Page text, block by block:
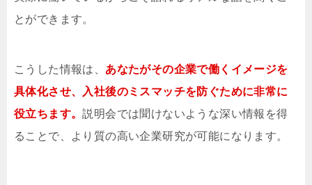
とができます。
こうした情報は、 あなたがその企業で働くイメージを
具体化させ、入社後のミスマッチを防ぐために非常に
役立ちます。説明会では聞けないような深い情報を得
ることで、より質の高い企業研究が可能になります。